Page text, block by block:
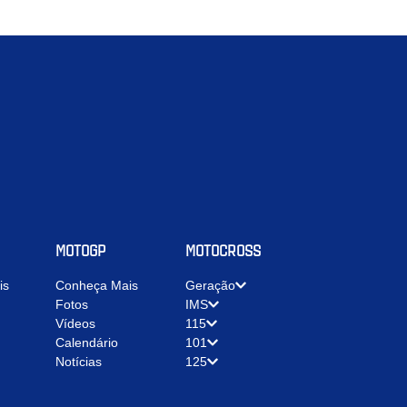
MOTOGP
Conheça Mais
Fotos
Vídeos
Calendário
Notícias
MOTOCROSS
Geração
IMS
115
101
125